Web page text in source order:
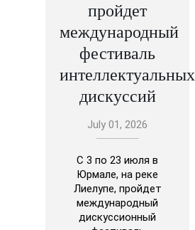
пройдет
международный
фестиваль
интеллектуальных
дискуссий
July 01, 2026
С 3 по 23 июля в
Юрмале, на реке
Лиелупе, пройдет
международный
дискуссионный